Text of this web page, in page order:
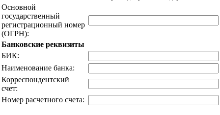
Основной
государственный
регистрационный номер
(ОГРН):
Банковские реквизиты
БИК:
Наименование банка:
Корреспондентский
счет:
Номер расчетного счета: